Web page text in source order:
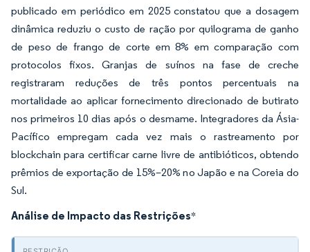
publicado em periódico em 2025 constatou que a dosagem
dinâmica reduziu o custo de ração por quilograma de ganho
de peso de frango de corte em 8% em comparação com
protocolos fixos. Granjas de suínos na fase de creche
registraram reduções de três pontos percentuais na
mortalidade ao aplicar fornecimento direcionado de butirato
nos primeiros 10 dias após o desmame. Integradores da Ásia-
Pacífico empregam cada vez mais o rastreamento por
blockchain para certificar carne livre de antibióticos, obtendo
prêmios de exportação de 15%–20% no Japão e na Coreia do
Sul.
Análise de Impacto das Restrições*